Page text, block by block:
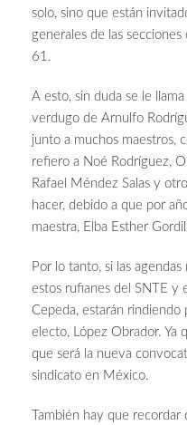
solo, sino que están
generales de las
61.
A esto, sin duda se le
verdugo de Arnulfo
junto a muchos maestros,
refiero a Noé Rodríguez,
Rafael Méndez Salas y
hacer, debido a que por
maestra, Elba Esther
Por lo tanto, si las
estos rufianes del SNTE y
Cepeda, estarán rindiendo
electo, López Obrador. Ya
que será la nueva
sindicato en México.
También hay que